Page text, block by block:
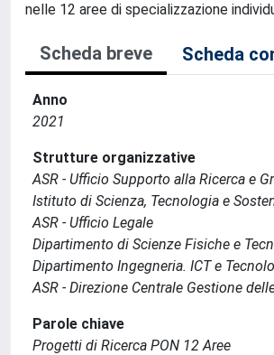
nelle 12 aree di specializzazione
Scheda breve Scheda
Anno
2021
Strutture organizzative
ASR - Ufficio Supporto alla Ricerca e
Istituto di Scienza, Tecnologia e
ASR - Ufficio Legale
Dipartimento di Scienze Fisiche e
Dipartimento Ingegneria. ICT e
ASR - Direzione Centrale Gestione
Parole chiave
Progetti di Ricerca PON 12 Aree